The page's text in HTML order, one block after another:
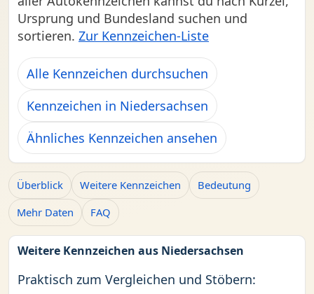
Ursprung und Bundesland suchen und
sortieren. Zur Kennzeichen-Liste
Alle Kennzeichen durchsuchen
Kennzeichen in Niedersachsen
Ähnliches Kennzeichen ansehen
Überblick Weitere Kennzeichen
Bedeutung
Mehr Daten
FAQ
Weitere Kennzeichen aus Niedersachsen
Praktisch zum Vergleichen und Stöbern: